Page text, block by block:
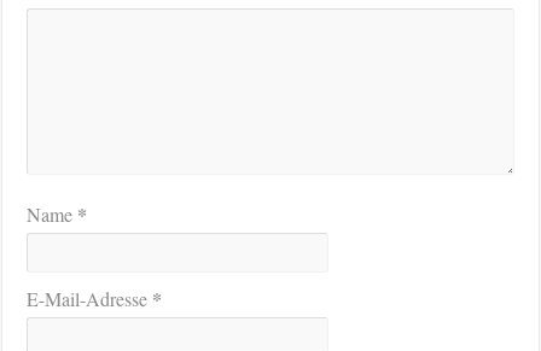
Name *
E-Mail-Adresse *